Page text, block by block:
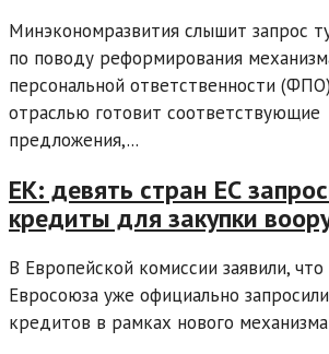
Минэкономразвития слышит запрос
по поводу реформирования
персональной ответственности
отраслью готовит соответствующие
предложения,...
ЕК: девять стран ЕС
кредиты для закупки
В Европейской комиссии заявили,
Евросоюза уже официально
кредитов в рамках нового